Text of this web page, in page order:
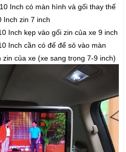
Inch có màn hình và gối thay thế
Inch zin 7 inch
Inch kẹp vào gối zin của xe 9 inch
Inch cần có đế để sỏ vào màn
của xe (xe sang trọng 7-9 inch)